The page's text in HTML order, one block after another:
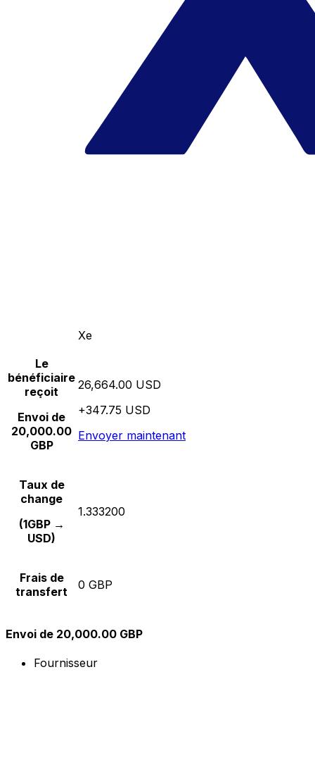
Xe
Le
bénéficiaire
reçoit
Envoi de
20,000.00
GBP
26,664.00 USD
+347.75 USD
Envoyer maintenant
Taux de
change
(1GBP →
USD)
1.333200
Frais de
transfert
0 GBP
Envoi de 20,000.00 GBP
Fournisseur